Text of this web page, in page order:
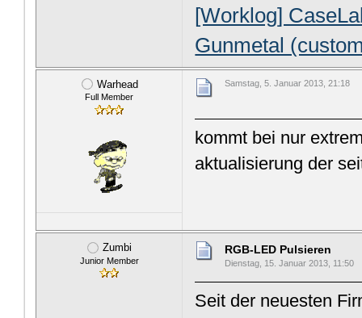
[Worklog]
Gunmetal
Warhead
Full Member
Samstag, 5. Januar 2013, 21:18
kommt bei nur
aktualisierung der
Zumbi
Junior Member
RGB-LED Pulsieren
Dienstag, 15. Januar 2013, 11:50
Seit der neuesten